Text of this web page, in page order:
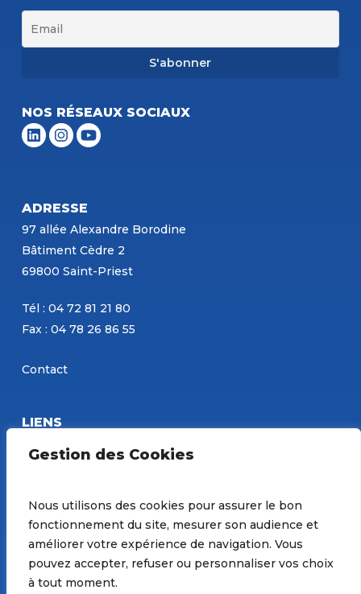
Gestion des Cookies
Nous utilisons des cookies pour assurer le bon
fonctionnement du site, mesurer son audience et
améliorer votre expérience de navigation. Vous
pouvez accepter, refuser ou personnaliser vos choix
à tout moment.
NOS RÉSEAUX SOCIAUX
ADRESSE
97 allée Alexandre Borodine
Bâtiment Cèdre 2
69800 Saint-Priest
Tél : 04 72 81 21 80
Fax : 04 78 26 86 55
Contact
LIENS
Site de Constantin
Préférences de Cookies